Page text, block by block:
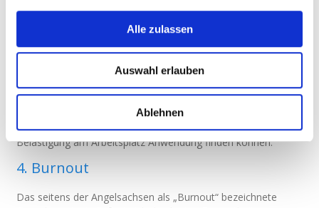
Alle zulassen
Auswahl erlauben
Ablehnen
einschüchterndes, feindliches, entwürdigendes,
erniedrigendes oder beleidigendes Umfeld
physischer, verbaler oder nonverbaler Art sein)
vom 28. November 2006) und des Stalkings (Gesetz vom 5.
Juni 2009 über das „Stalking”-Phänomen) sind Gegenstand
gesonderter Gesetze, die auch auf bestimmte Fälle der
Belästigung am Arbeitsplatz Anwendung finden können.
4. Burnout
Das seitens der Angelsachsen als „Burnout“ bezeichnete